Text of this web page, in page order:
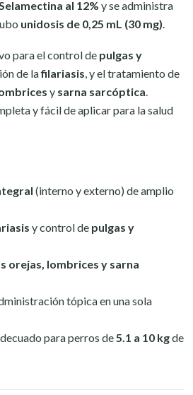
al 12% y se administra
unidosis de 0,25 mL (30 mg).
para el control de pulgas y
de lafilariasis, y el tratamiento de
y sarna sarcóptica.
y fácil de aplicar para la salud
(interno y externo) de amplio
y control de pulgas y
orejas, lombrices y sarna
tópica en una sola
para perros de5.1 a 10 kgde